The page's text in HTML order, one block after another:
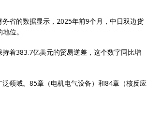
省的数据显示，2025年前9个月，中日双边货
位。
着383.7亿美元的贸易逆差，这个数字同比增
领域。85章（电机电气设备）和84章（核反应